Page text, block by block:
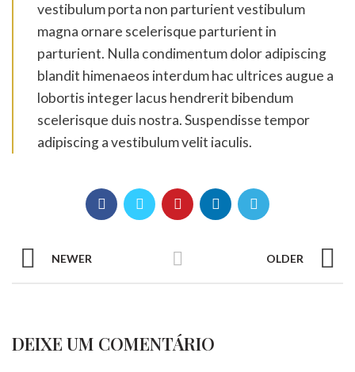
vestibulum porta non parturient vestibulum
magna ornare scelerisque parturient in
parturient. Nulla condimentum dolor adipiscing
blandit himenaeos interdum hac ultrices augue a
lobortis integer lacus hendrerit bibendum
scelerisque duis nostra. Suspendisse tempor
adipiscing a vestibulum velit iaculis.
NEWER OLDER
DEIXE UM COMENTÁRIO